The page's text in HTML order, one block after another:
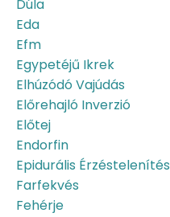
Dúla
Eda
Efm
Egypetéjű Ikrek
Elhúzódó Vajúdás
Előrehajló Inverzió
Előtej
Endorfin
Epidurális Érzéstelenítés
Farfekvés
Fehérje